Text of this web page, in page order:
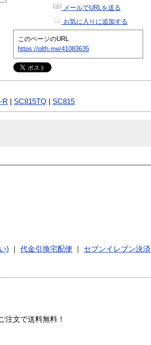
メールでURLを送る
お気に入りに追加する
このページのURL
https://plth.me/41083635
R SC815TQ SC815
) 代金引換宅配便
セブンイレブン決済
注文で送料無料！